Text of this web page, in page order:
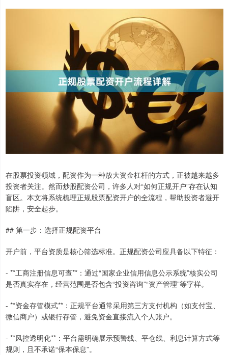
在股票投资领域，配资作为一种放大资金杠杆的方式，正被越来越多
投资者关注。然而炒股配资公司，许多人对“如何正规开户”存在认知
盲区。本文将系统梳理正规股票配资开户的全流程，帮助投资者避开
陷阱，安全起步。
## 第一步：选择正规配资平台
开户前，平台资质是核心筛选标准。正规配资公司应具备以下特征：
- **工商注册信息可查**：通过“国家企业信用信息公示系统”核实公司
是否真实存在，经营范围是否包含“投资咨询”“资产管理”等字样。
- **资金存管模式**：正规平台通常采用第三方支付机构（如支付宝、
微信商户）或银行存管，避免资金直接流入个人账户。
- **风控透明化**：平台需明确展示预警线、平仓线、利息计算方式等
规则，且不承诺“保本保息”。